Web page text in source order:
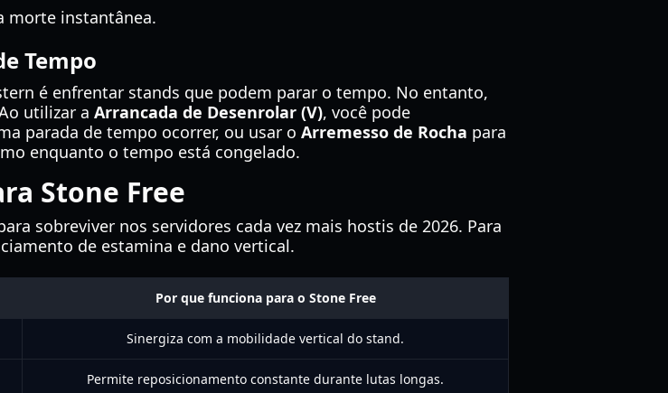
morte instantânea.
Tempo
é enfrentar stands que podem parar o tempo. No entanto,
utilizar a Arrancada de Desenrolar (V), você pode
parada de tempo ocorrer, ou usar o Arremesso de Rocha para
enquanto o tempo está congelado.
Stone Free
sobreviver nos servidores cada vez mais hostis de 2026. Para
de estamina e dano vertical.
Por que funciona para o Stone Free
Sinergiza com a mobilidade vertical do stand.
Permite reposicionamento constante durante lutas longas.